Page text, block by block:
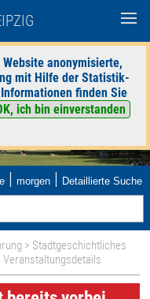
anonymisierte,
mit Hilfe der Statistik-
finden Sie
ich bin einverstanden
| morgen | Detaillierte Suche
> Stadtgeschichtliches
Veranstaltungsdetails